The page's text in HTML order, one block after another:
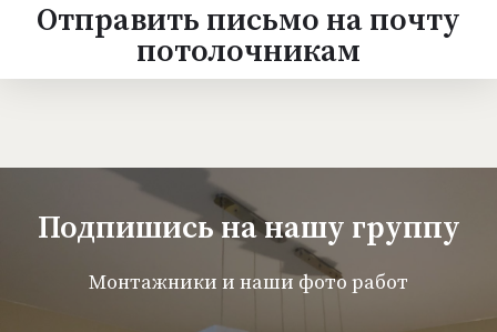
Отправить письмо на почту
потолочникам
Подпишись на нашу группу
Монтажники и наши фото работ